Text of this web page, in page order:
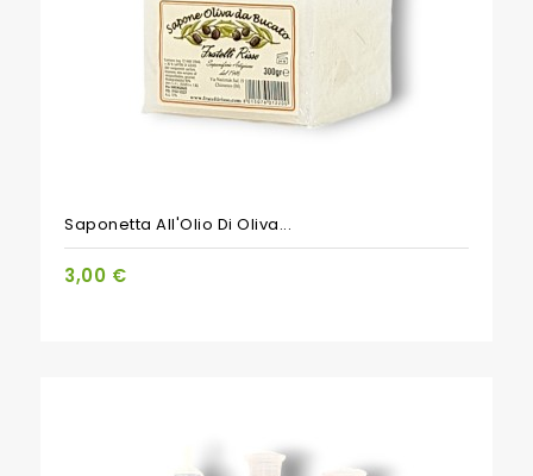
Saponetta All'Olio Di Oliva...
3,00 €